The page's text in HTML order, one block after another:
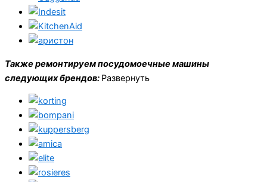
Также ремонтируем посудомоечные машины
следующих брендов: Развернуть